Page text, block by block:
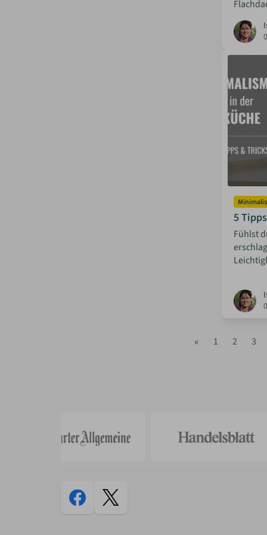
5
Fühlst
« 1 2 3